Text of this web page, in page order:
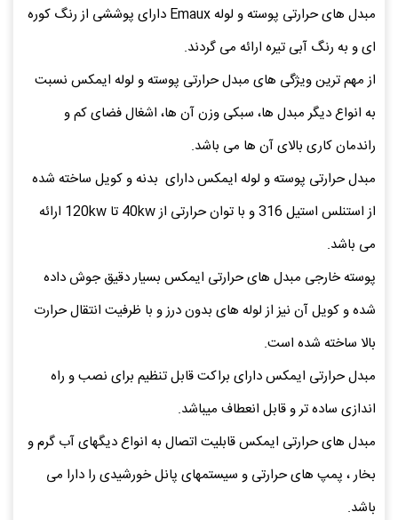
مبدل های حرارتی پوسته و لوله Emaux دارای پوششی از رنگ کوره
ای و به رنگ آبی تیره ارائه می گردند.
از مهم ترین ویژگی های مبدل حرارتی پوسته و لوله ایمکس نسبت
به انواع دیگر مبدل ها، سبکی وزن آن ها، اشغال فضای کم و
راندمان کاری بالای آن ها می باشد.
مبدل حرارتی پوسته و لوله ایمکس دارای بدنه و کویل ساخته شده
از استنلس استیل 316 و با توان حرارتی از 40kw تا 120kw ارائه
می باشد.
پوسته خارجی مبدل های حرارتی ایمکس بسیار دقیق جوش داده
شده و کویل آن نیز از لوله های بدون درز و با ظرفیت انتقال حرارت
بالا ساخته شده است.
مبدل حرارتی ایمکس دارای براکت قابل تنظیم برای نصب و راه
اندازی ساده تر و قابل انعطاف میباشد.
مبدل های حرارتی ایمکس قابلیت اتصال به انواع دیگهای آب گرم و
بخار ، پمپ های حرارتی و سیستمهای پانل خورشیدی را دارا می
باشد.